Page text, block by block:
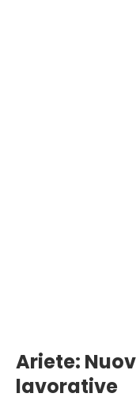
Ariete:
lavorative